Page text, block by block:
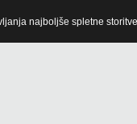
najboljše spletne